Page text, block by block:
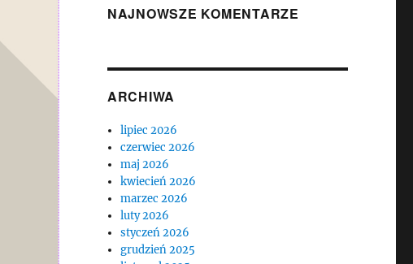
NAJNOWSZE KOMENTARZE
ARCHIWA
lipiec 2026
czerwiec 2026
maj 2026
kwiecień 2026
marzec 2026
luty 2026
styczeń 2026
grudzień 2025